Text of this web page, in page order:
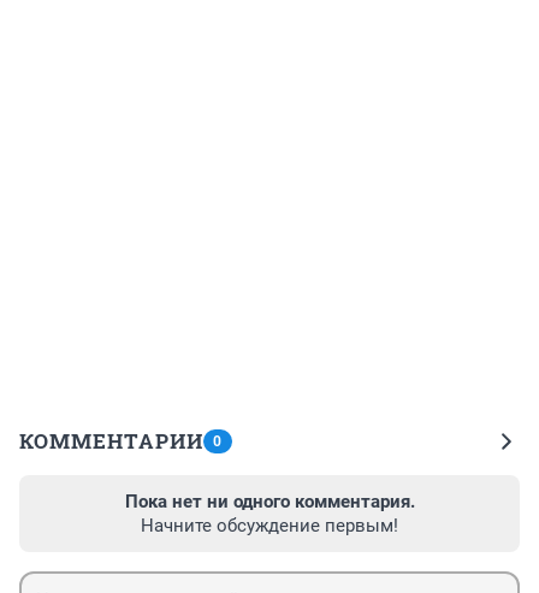
КОММЕНТАРИИ 0
Пока нет ни одного комментария.
Начните обсуждение первым!